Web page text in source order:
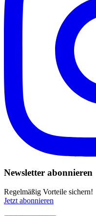
Newsletter abonnieren
Regelmäßig Vorteile sichern!
Jetzt abonnieren